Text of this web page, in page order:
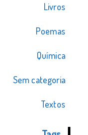
Livros
Poemas
Química
Sem categoria
Textos